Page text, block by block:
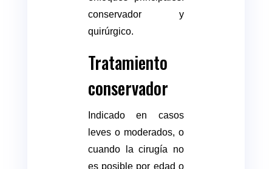
conservador y
quirúrgico.
Tratamiento
conservador
Indicado en casos
leves o moderados, o
cuando la cirugía no
es posible por edad o